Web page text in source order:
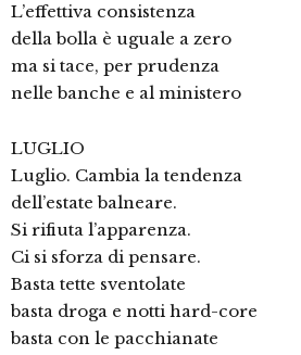
L’effettiva consistenza
della bolla è uguale a zero
ma si tace, per prudenza
nelle banche e al ministero
LUGLIO
Luglio. Cambia la tendenza
dell’estate balneare.
Si rifiuta l’apparenza.
Ci si sforza di pensare.
Basta tette sventolate
basta droga e notti hard-core
basta con le pacchianate